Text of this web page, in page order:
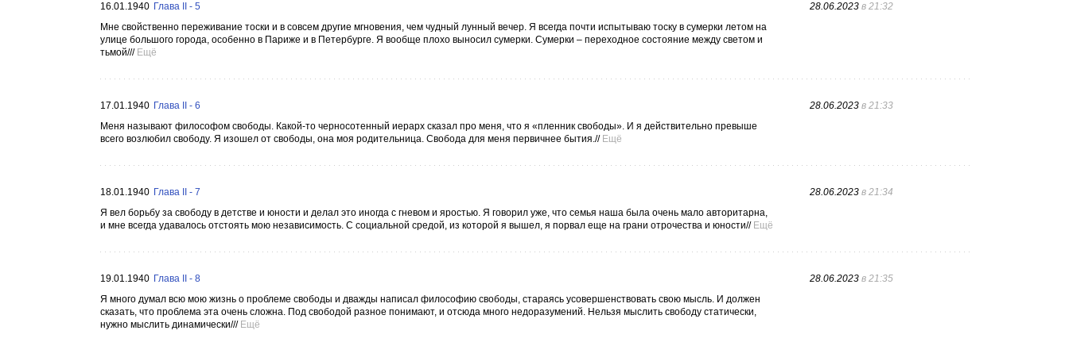
16.01.1940 Глава II - 5
Мне свойственно переживание тоски и в совсем другие мгновения, чем чудный лунный вечер. Я всегда почти испытываю тоску в сумерки летом на
улице большого города, особенно в Париже и в Петербурге. Я вообще плохо выносил сумерки. Сумерки – переходное состояние между светом и
тьмой/// Ещё
28.06.2023 в 21:32
17.01.1940 Глава II - 6
Меня называют философом свободы. Какой-то черносотенный иерарх сказал про меня, что я «пленник свободы». И я действительно превыше
всего возлюбил свободу. Я изошел от свободы, она моя родительница. Свобода для меня первичнее бытия.// Ещё
28.06.2023 в 21:33
18.01.1940 Глава II - 7
Я вел борьбу за свободу в детстве и юности и делал это иногда с гневом и яростью. Я говорил уже, что семья наша была очень мало авторитарна,
и мне всегда удавалось отстоять мою независимость. С социальной средой, из которой я вышел, я порвал еще на грани отрочества и юности// Ещё
28.06.2023 в 21:34
19.01.1940 Глава II - 8
Я много думал всю мою жизнь о проблеме свободы и дважды написал философию свободы, стараясь усовершенствовать свою мысль. И должен
сказать, что проблема эта очень сложна. Под свободой разное понимают, и отсюда много недоразумений. Нельзя мыслить свободу статически,
нужно мыслить динамически/// Ещё
28.06.2023 в 21:35